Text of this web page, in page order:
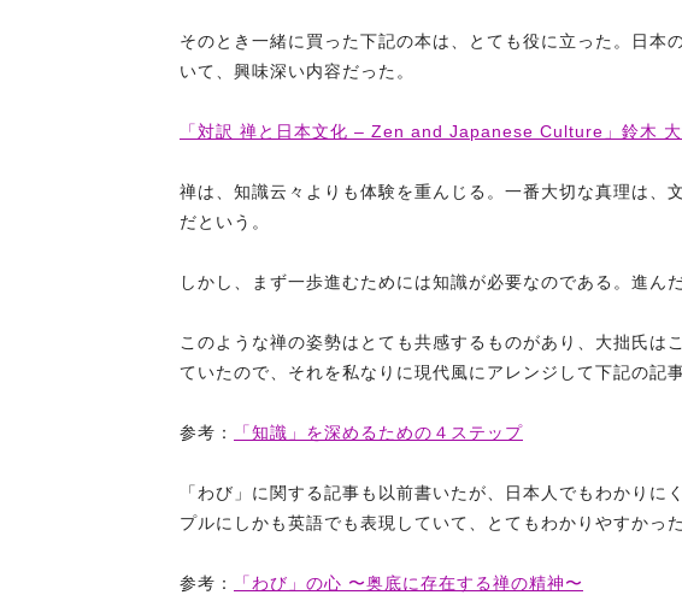
そのとき一緒に買った下記の本は、とても役に立った。日本
いて、興味深い内容だった。
「対訳 禅と日本文化 – Zen and Japanese Culture」鈴木
禅は、知識云々よりも体験を重んじる。一番大切な真理は、
だという。
しかし、まず一歩進むためには知識が必要なのである。進ん
このような禅の姿勢はとても共感するものがあり、大拙氏は
ていたので、それを私なりに現代風にアレンジして下記の記
参考： 「知識」を深めるための４ステップ
「わび」に関する記事も以前書いたが、日本人でもわかりに
プルにしかも英語でも表現していて、とてもわかりやすかった
参考： 「わび」の心 〜奥底に存在する禅の精神〜